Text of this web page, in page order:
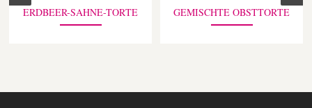
ERDBEER-SAHNE-TORTE GEMISCHTE OBSTTORTE